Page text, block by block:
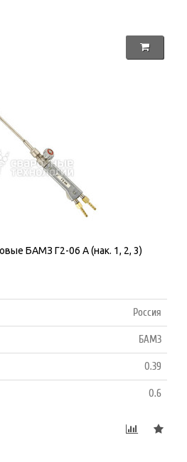
БАМЗ Г2-06 А (нак. 1, 2, 3)
Россия
БАМЗ
0.39
0.6